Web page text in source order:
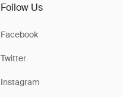
Follow Us
Facebook
Twitter
Instagram